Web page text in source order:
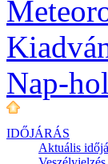
Nap-
IDŐJÁRÁS
Aktuális